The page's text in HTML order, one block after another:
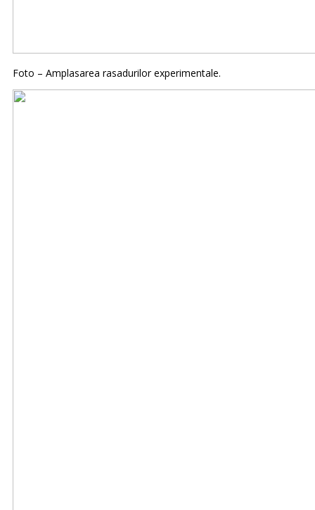
Foto – Amplasarea rasadurilor experimentale.